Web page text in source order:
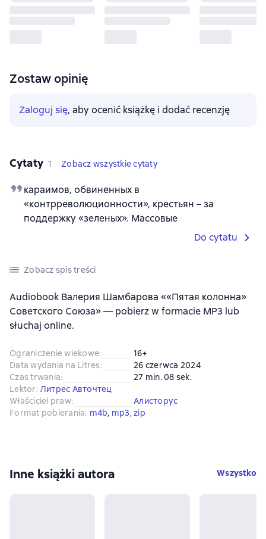
Zostaw opinię
Zaloguj się, aby ocenić książkę i dodać recenzję
Cytaty 1 Zobacz wszystkie cytaty
караимов, обвиненных в
«контрреволюционности», крестьян – за
поддержку «зеленых». Массовые
Do cytatu
Zobacz spis treści
Audiobook Валерия Шамбарова ««Пятая колонна»
Советского Союза» — pobierz w formacie MP3 lub
słuchaj online.
Ograniczenie wiekowe:
16+
Data wydania na Litres:
26 czerwca 2024
Czas trwania:
27 min. 08 sek.
Lektor: Литрес Авточтец
Właściciel praw:
Алисторус
Format pobierania: m4b, mp3, zip
Inne książki autora Wszystko